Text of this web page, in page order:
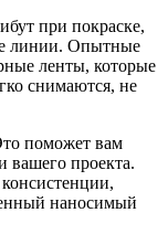
при покраске,
линии. Опытные
ленты, которые
снимаются, не
поможет вам
вашего проекта.
наносимый